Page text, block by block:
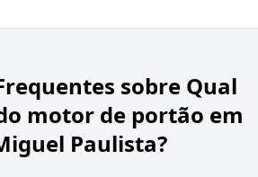
sobre Qual
motor de portão em
Paulista?